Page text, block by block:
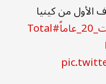
من كينيا
#Total